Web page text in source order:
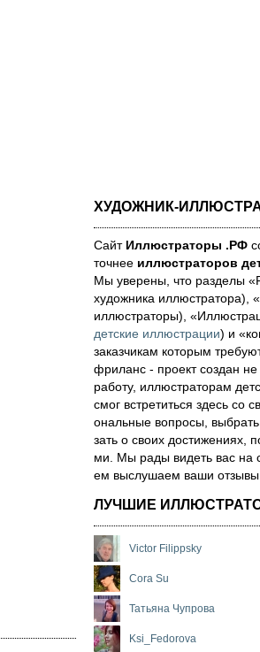
ХУДОЖНИК-
Сайт Иллюстраторы .РФ
точнее иллюстраторов
Мы уве­ре­ны, что раз­де­лы
художника иллюстратора),
иллюстраторы),
детские иллюстрации) и
за­каз­чи­кам которым
фри­ланс - про­ект соз­дан
ра­бо­ту, иллюстраторам
смог встре­тить­ся здесь со
ональ­ные воп­ро­сы,
зать о сво­их
ми. Мы рады ви­деть вас на
ем выс­лу­ша­ем ва­ши от­зы­вы
ЛУЧШИЕ
Victor Filippsky
Cora Su
Татьяна Чупрова
Ksi_Fedorova